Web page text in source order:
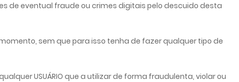
de eventual fraude ou crimes digitais pelo descuido desta
momento, sem que para isso tenha de fazer qualquer tipo de
USUÁRIO que a utilizar de forma fraudulenta, violar ou